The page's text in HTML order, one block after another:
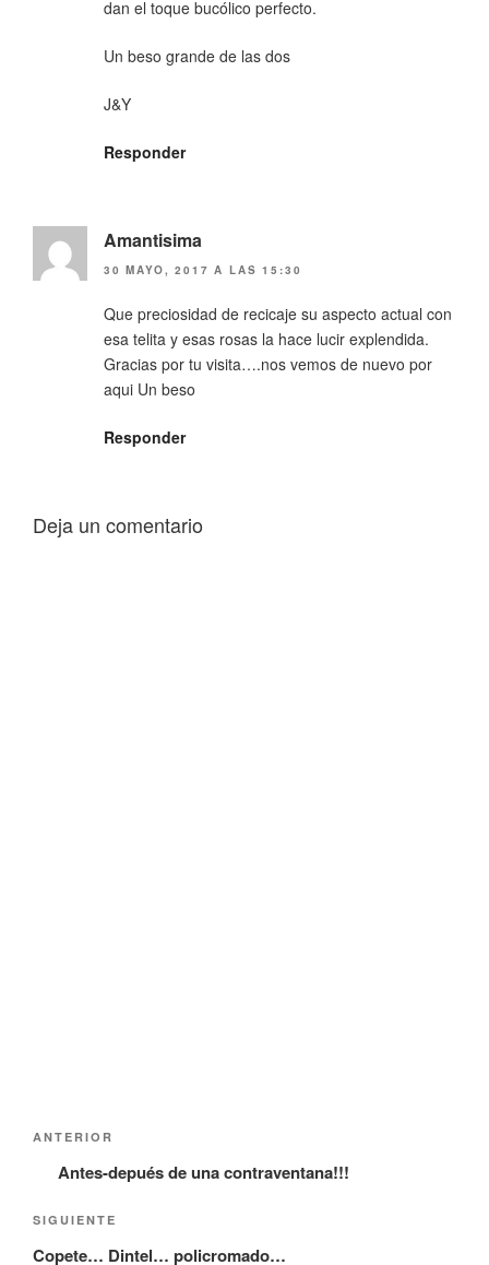
dan el toque bucólico perfecto.
Un beso grande de las dos
J&Y
Responder
Amantisima
30 MAYO, 2017 A LAS 15:30
Que preciosidad de recicaje su aspecto actual con
esa telita y esas rosas la hace lucir explendida.
Gracias por tu visita….nos vemos de nuevo por
aqui Un beso
Responder
Deja un comentario
Navegación
entradas
Entrada
anterior:
ANTERIOR
Antes-depués de una contraventana!!!
Siguiente
entrada
SIGUIENTE
Copete… Dintel… policromado…